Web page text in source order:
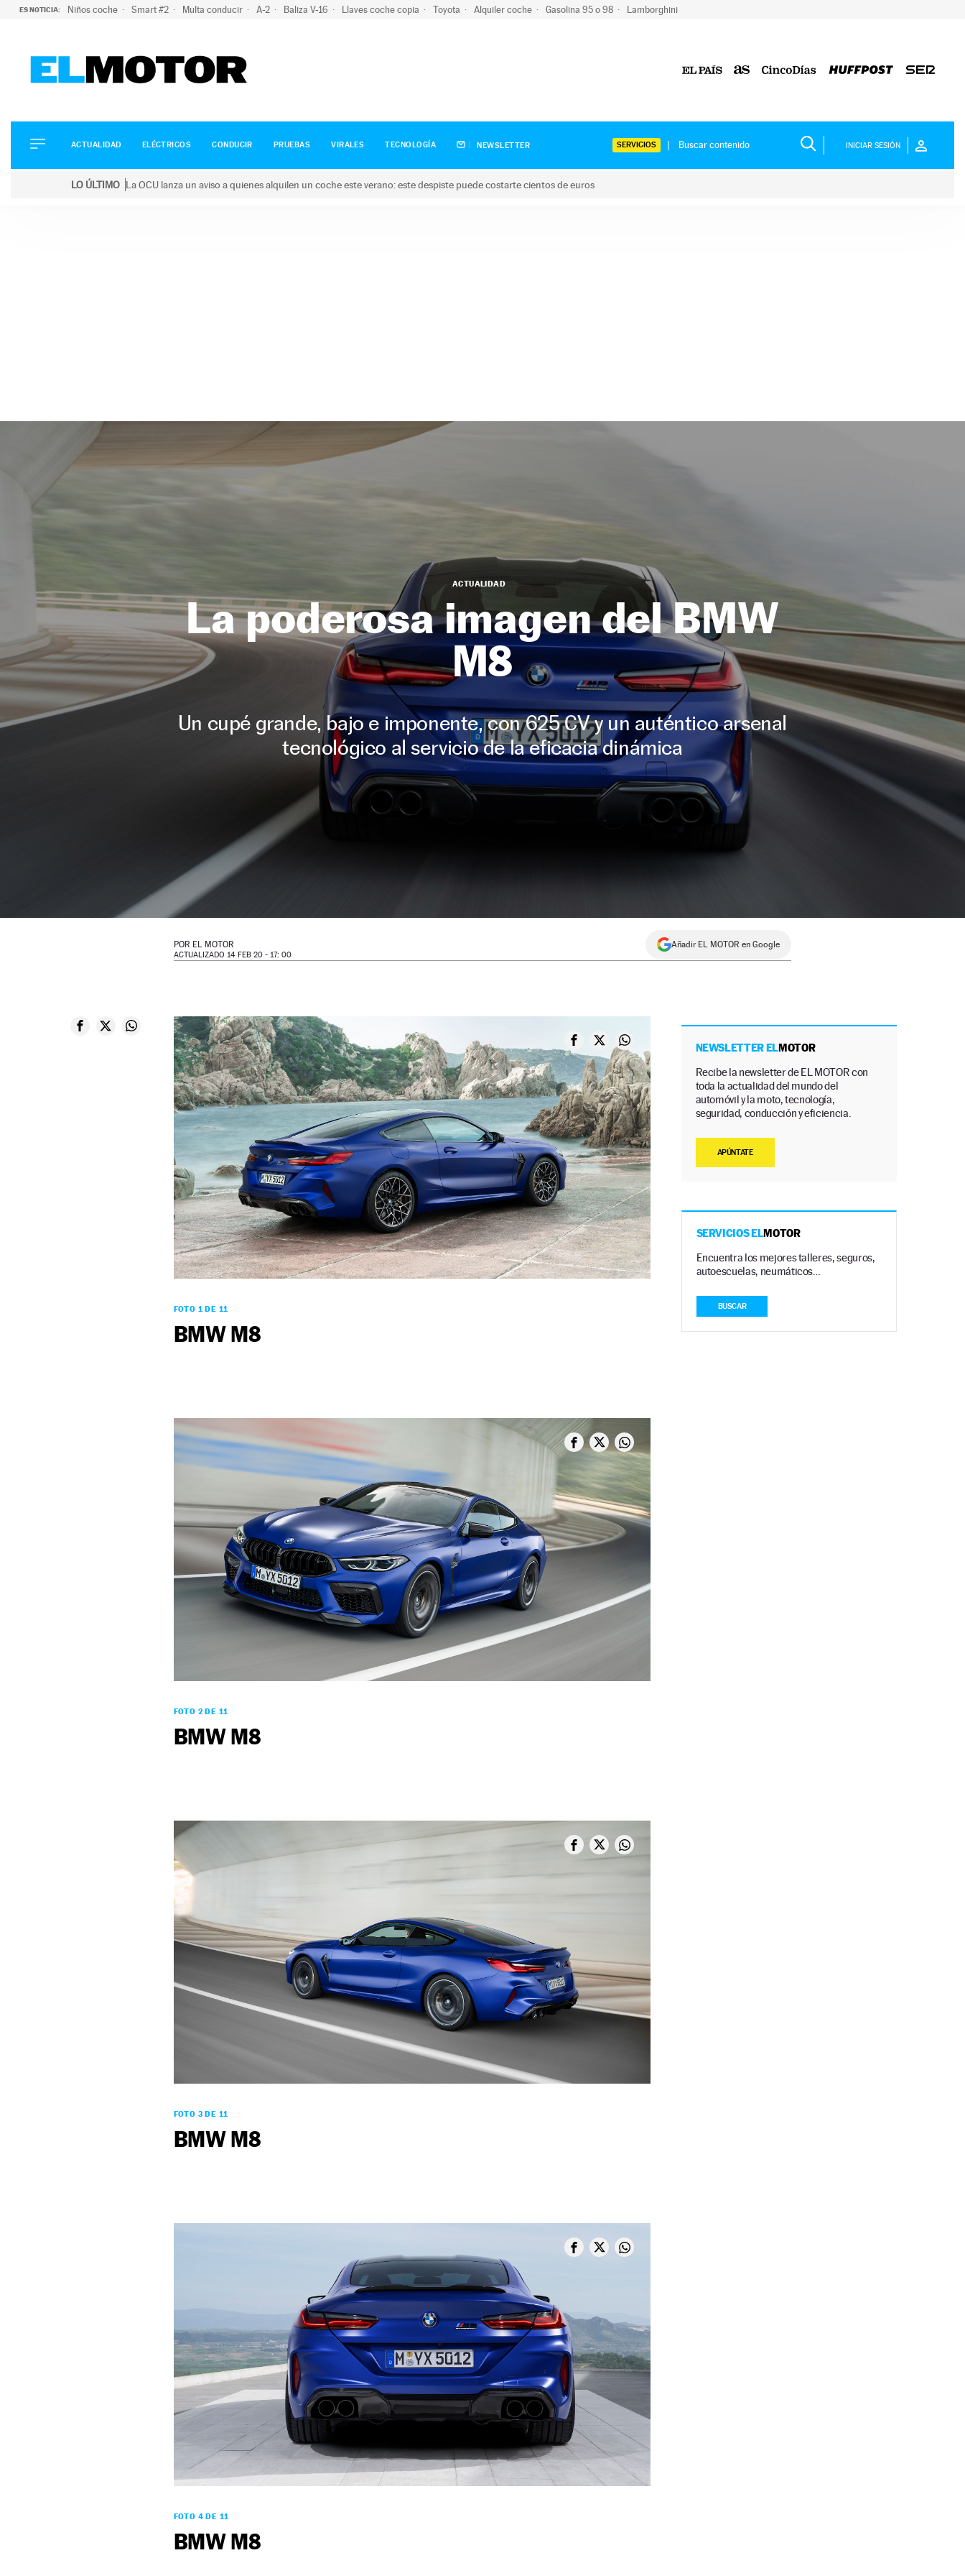
ES NOTICIA: Niños coche Smart #2 Multa conducir A-2 Baliza V-16 Llaves coche copia Toyota Alquiler coche Gasolina 95 o 98 Lamborghini
ELÉCTRICOS
CONDUCIR
ACTUALIDAD ELÉCTRICOS CONDUCIR PRUEBAS VIRALES TECNOLOGÍA NEWSLETTER SERVICIOS INICIAR SESIÓN
LO ÚLTIMO La OCU lanza un aviso a quienes alquilen un coche este verano: este despiste puede costarte cientos de euros
ACTUALIDAD
La poderosa imagen del BMW
M8
Un cupé grande, bajo e imponente, con 625 CV y un auténtico arsenal
tecnológico al servicio de la eficacia dinámica
POR EL MOTOR
ACTUALIZADO 14 FEB 20 - 17: 00
Añadir EL MOTOR en Google
FOTO 1 DE 11
BMW M8
FOTO 2 DE 11
BMW M8
FOTO 3 DE 11
BMW M8
FOTO 4 DE 11
BMW M8
NEWSLETTER ELMOTOR
Recibe la newsletter de EL MOTOR con
toda la actualidad del mundo del
automóvil y la moto, tecnología,
seguridad, conducción y eficiencia.
APÚNTATE
SERVICIOS ELMOTOR
Encuentra los mejores talleres, seguros,
autoescuelas, neumáticos…
BUSCAR